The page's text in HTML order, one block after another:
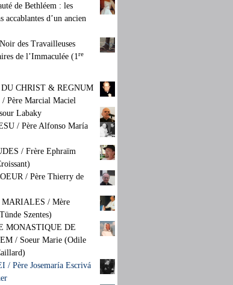
de Bethléem : les
accablantes d’un ancien
des Travailleuses
de l’Immaculée (1re
CHRIST & REGNUM
Père Marcial Maciel
Labaky
/ Père Alfonso María
/ Frère Ephraïm
/ Père Thierry de
MARIALES / Mère
Szentes)
MONASTIQUE DE
/ Soeur Marie (Odile
/ Père Josemaría Escrivá